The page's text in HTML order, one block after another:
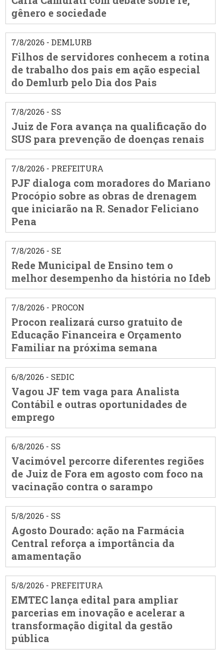
gênero e sociedade
7/8/2026 - DEMLURB
Filhos de servidores conhecem a rotina
de trabalho dos pais em ação especial
do Demlurb pelo Dia dos Pais
7/8/2026 - SS
Juiz de Fora avança na qualificação do
SUS para prevenção de doenças renais
7/8/2026 - PREFEITURA
PJF dialoga com moradores do Mariano
Procópio sobre as obras de drenagem
que iniciarão na R. Senador Feliciano
Pena
7/8/2026 - SE
Rede Municipal de Ensino tem o
melhor desempenho da história no Ideb
7/8/2026 - PROCON
Procon realizará curso gratuito de
Educação Financeira e Orçamento
Familiar na próxima semana
6/8/2026 - SEDIC
Vagou JF tem vaga para Analista
Contábil e outras oportunidades de
emprego
6/8/2026 - SS
Vacimóvel percorre diferentes regiões
de Juiz de Fora em agosto com foco na
vacinação contra o sarampo
5/8/2026 - SS
Agosto Dourado: ação na Farmácia
Central reforça a importância da
amamentação
5/8/2026 - PREFEITURA
EMTEC lança edital para ampliar
parcerias em inovação e acelerar a
transformação digital da gestão
pública